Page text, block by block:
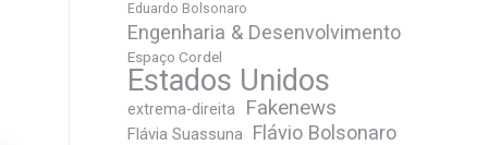
Eduardo Bolsonaro
Engenharia & Desenvolvimento
Espaço Cordel
Estados Unidos
extrema-direita Fakenews
Flávia Suassuna Flávio Bolsonaro